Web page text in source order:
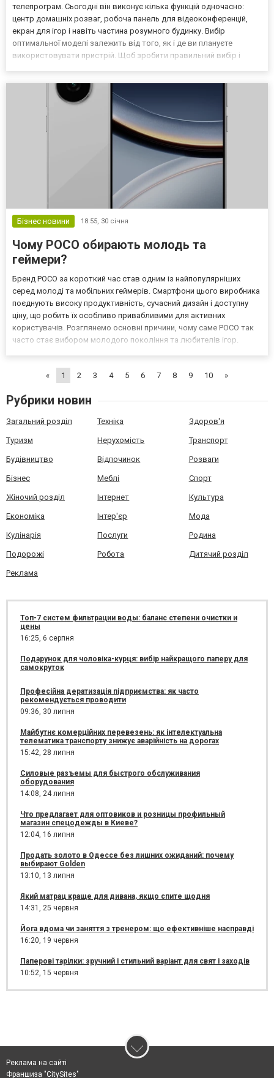
телепрограм. Сьогодні він виконує кілька функцій одночасно:
центр домашніх розваг, робоча панель для відеоконференцій,
екран для ігор і навіть частина розумного будинку. Вибір
оптимальної моделі залежить від того, як і де ви плануєте
використовувати пристрій. Щоб зробити правильний вибір і
Бізнес новини 18:55, 30 січня
Чому POCO обирають молодь та
геймери?
Бренд POCO за короткий час став одним із найпопулярніших
серед молоді та мобільних геймерів. Смартфони цього виробника
поєднують високу продуктивність, сучасний дизайн і доступну
ціну, що робить їх особливо привабливими для активних
користувачів. Розглянемо основні причини, чому саме POCO так
часто стає вибором молодого покоління та любителів ігор.
вигідно купити смартфон...
« 1 2 3 4 5 6 7 8 9 10 »
Рубрики новин
Загальний розділ Техніка Здоров'я
Туризм Нерухомість Транспорт
Будівництво Відпочинок Розваги
Бізнес Меблі Спорт
Жіночий розділ Інтернет Культура
Економіка Інтер'єр Мода
Кулінарія Послуги Родина
Подорожі Робота Дитячий розділ
Реклама
Топ-7 систем фильтрации воды: баланс степени очистки и
цены
16:25, 6 серпня
Подарунок для чоловіка-курця: вибір найкращого паперу для
самокруток
Професійна дератизація підприємства: як часто
рекомендується проводити
09:36, 30 липня
Майбутнє комерційних перевезень: як інтелектуальна
телематика транспорту знижує аварійність на дорогах
15:42, 28 липня
Силовые разъемы для быстрого обслуживания
оборудования
14:08, 24 липня
Что предлагает для оптовиков и розницы профильный
магазин спецодежды в Киеве?
12:04, 16 липня
Продать золото в Одессе без лишних ожиданий: почему
выбирают Golden
13:10, 13 липня
Який матрац краще для дивана, якщо спите щодня
14:31, 25 червня
Йога вдома чи заняття з тренером: що ефективніше насправді
16:20, 19 червня
Паперові тарілки: зручний і стильний варіант для свят і заходів
10:52, 15 червня
Реклама на сайті
Франшиза "CitySites"